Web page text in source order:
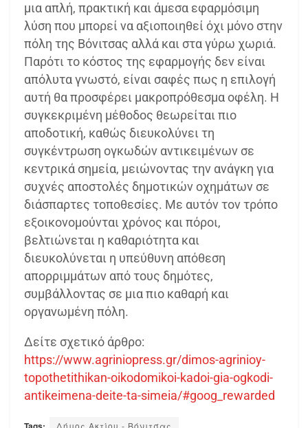
μια απλή, πρακτική και άμεσα εφαρμόσιμη
λύση που μπορεί να αξιοποιηθεί όχι μόνο στην
πόλη της Βόνιτσας αλλά και στα γύρω χωριά.
Παρότι το κόστος της εφαρμογής δεν είναι
απόλυτα γνωστό, είναι σαφές πως η επιλογή
αυτή θα προσφέρει μακροπρόθεσμα οφέλη. Η
συγκεκριμένη μέθοδος θεωρείται πιο
αποδοτική, καθώς διευκολύνει τη
συγκέντρωση ογκωδών αντικειμένων σε
κεντρικά σημεία, μειώνοντας την ανάγκη για
συχνές αποστολές δημοτικών οχημάτων σε
διάσπαρτες τοποθεσίες. Με αυτόν τον τρόπο
εξοικονομούνται χρόνος και πόροι,
βελτιώνεται η καθαριότητα και
διευκολύνεται η υπεύθυνη απόθεση
απορριμμάτων από τους δημότες,
συμβάλλοντας σε μια πιο καθαρή και
οργανωμένη πόλη.
Δείτε σχετικό άρθρο:
https://www.agriniopress.gr/dimos-agrinioy-
topothetithikan-oikodomikoi-kadoi-gia-ogkodi-
antikeimena-deite-ta-simeia/#goog_rewarded